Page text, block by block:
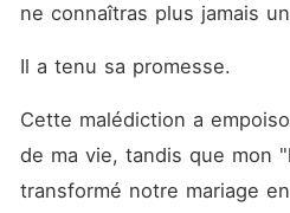
ne connaîtras plus jamais
Il a tenu sa promesse.
Cette malédiction a
de ma vie, tandis que mon
transformé notre mariage